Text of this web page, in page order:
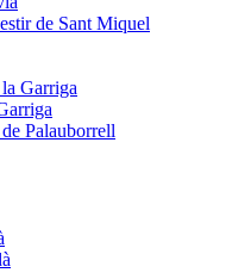
de Sant Miquel
Garriga
Palauborrell